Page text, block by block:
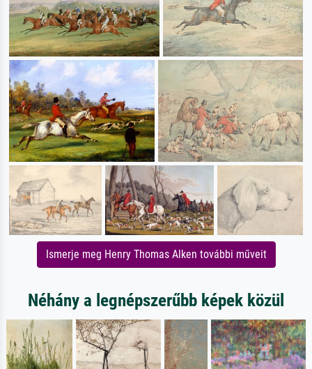
Ismerje meg Henry Thomas Alken további műveit
Néhány a legnépszerűbb képek közül